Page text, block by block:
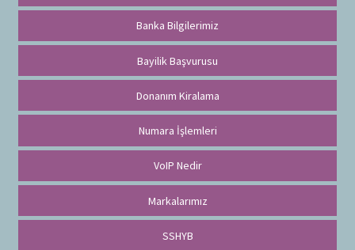
Banka Bilgilerimiz
Bayilik Başvurusu
Donanım Kiralama
Numara İşlemleri
VoIP Nedir
Markalarımız
SSHYB